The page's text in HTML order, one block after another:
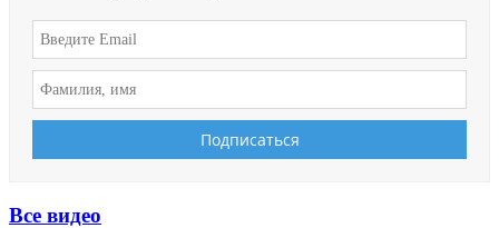
Все видео